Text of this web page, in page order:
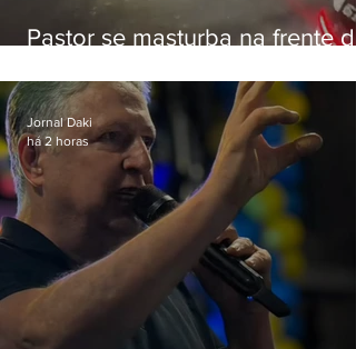
Pastor se masturba na frente de
Jornal Daki
há 2 horas